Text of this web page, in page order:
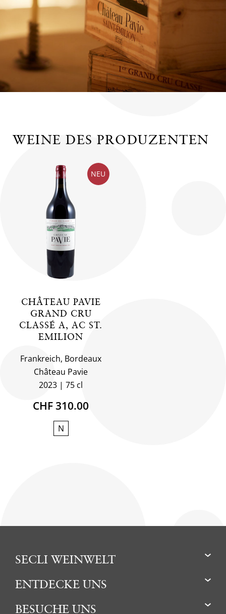
WEINE DES PRODUZENTEN
NEU
CHÂTEAU PAVIE
GRAND CRU
CLASSÉ A, AC ST.
EMILION
Frankreich, Bordeaux
Château Pavie
2023
75 cl
CHF 310.00
N
SECLI WEINWELT
ENTDECKE UNS
BESUCHE UNS